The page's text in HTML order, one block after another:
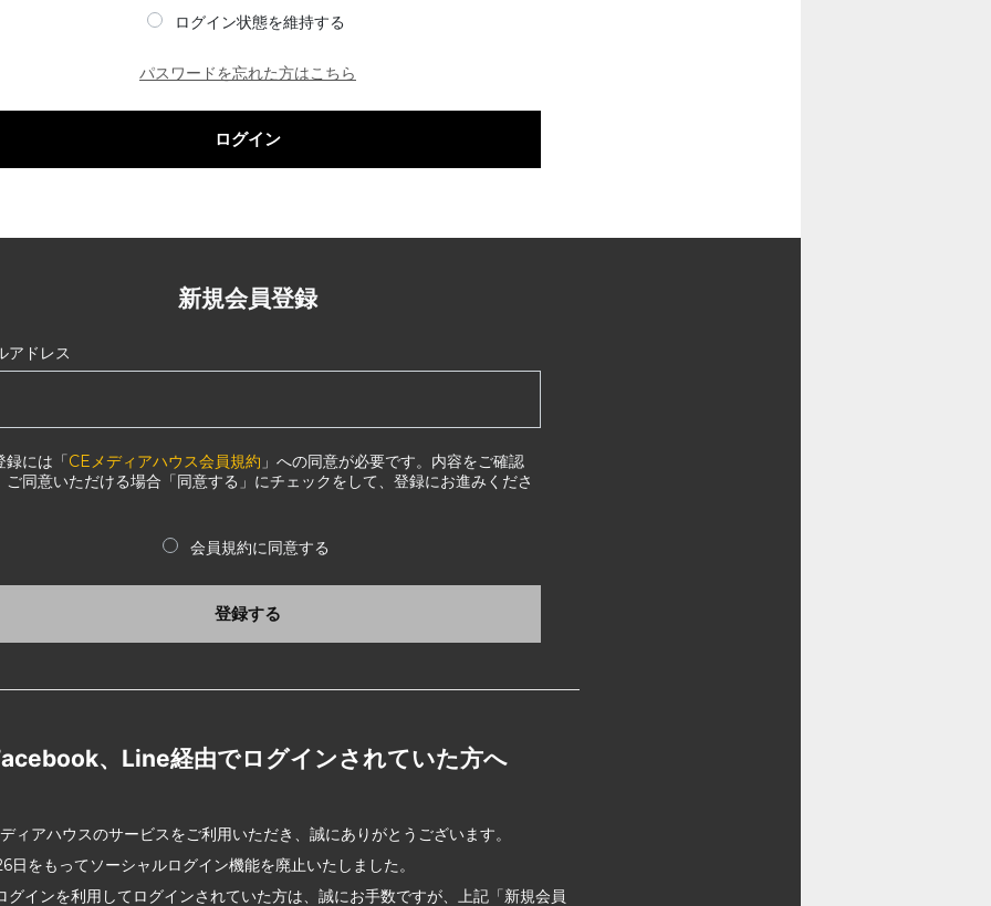
ログイン状態を維持する
パスワードを忘れた方はこちら
ログイン
新規会員登録
アドレス
録には「CEメディアハウス会員規約 」への同意が必要です。内容をご確認
ご同意いただける場合「同意する」にチェックをして、登録にお進みくださ
会員規約に同意する
登録する
、Line経由でログインされていた方へ
ィアハウスのサービスをご利用いただき、誠にありがとうございます。
日をもってソーシャルログイン機能を廃止いたしました。
グインを利用してログインされていた方は、誠にお手数ですが、上記「新規会員